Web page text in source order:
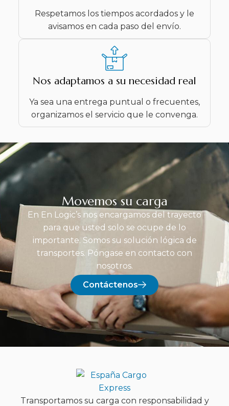
Respetamos los tiempos acordados y le
avisamos en cada paso del envío.
Nos adaptamos a su necesidad real
Ya sea una entrega puntual o frecuentes,
organizamos el servicio que le convenga.
Movemos su carga
En En Logic’s nos encargamos del trayecto
para que usted solo se ocupe de lo
importante. Somos su solución lógica de
transportes. Póngase en contacto con
nosotros.
Contáctenos
Transportamos su carga con responsabilidad y